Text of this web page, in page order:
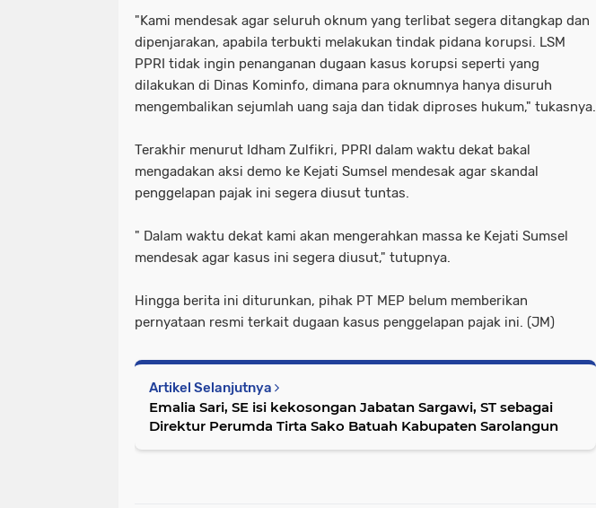
"Kami mendesak agar seluruh oknum yang terlibat segera ditangkap dan
dipenjarakan, apabila terbukti melakukan tindak pidana korupsi. LSM
PPRI tidak ingin penanganan dugaan kasus korupsi seperti yang
dilakukan di Dinas Kominfo, dimana para oknumnya hanya disuruh
mengembalikan sejumlah uang saja dan tidak diproses hukum," tukasnya.
Terakhir menurut Idham Zulfikri, PPRI dalam waktu dekat bakal
mengadakan aksi demo ke Kejati Sumsel mendesak agar skandal
penggelapan pajak ini segera diusut tuntas.
" Dalam waktu dekat kami akan mengerahkan massa ke Kejati Sumsel
mendesak agar kasus ini segera diusut," tutupnya.
Hingga berita ini diturunkan, pihak PT MEP belum memberikan
pernyataan resmi terkait dugaan kasus penggelapan pajak ini. (JM)
Artikel Selanjutnya
Emalia Sari, SE isi kekosongan Jabatan Sargawi, ST sebagai
Direktur Perumda Tirta Sako Batuah Kabupaten Sarolangun